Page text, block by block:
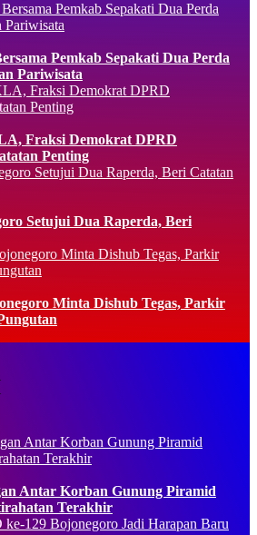
Pemkab Sepakati Dua Perda
Pariwisata
Fraksi Demokrat DPRD
Penting
Setujui Dua Raperda, Beri
Minta Dishub Tegas, Parkir
Antar Korban Gunung Piramid
Terakhir